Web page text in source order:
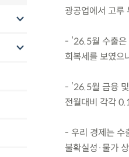
광공업에서 고루
- ’26.5월 수출
회복세를 보였으
- ’26.5월 금융
전월대비 각각
- 우리 경제는 수
불확실성·물가